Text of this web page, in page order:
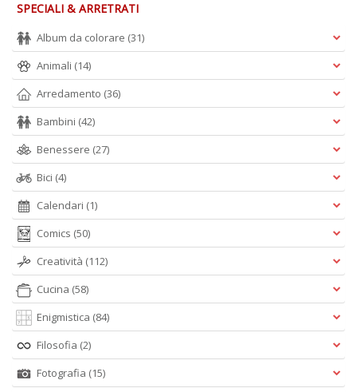
SPECIALI & ARRETRATI
Album da colorare (31)
Animali (14)
Arredamento (36)
Bambini (42)
Benessere (27)
Bici (4)
Calendari (1)
Comics (50)
Creatività (112)
Cucina (58)
Enigmistica (84)
Filosofia (2)
Fotografia (15)